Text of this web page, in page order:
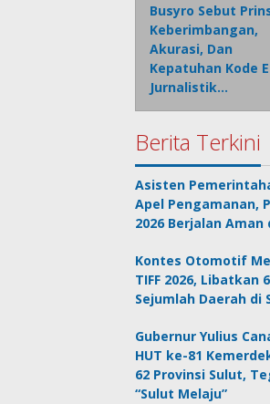
Busyro Sebut
Keberimbangan,
Akurasi, Dan
Kepatuhan Kode
Jurnalistik…
Berita Terkini
Asisten
Apel Pengamanan,
2026 Berjalan Aman
Kontes Otomotif
TIFF 2026, Libatkan
Sejumlah Daerah di
Gubernur Yulius
HUT ke-81
62 Provinsi Sulut,
“Sulut Melaju”